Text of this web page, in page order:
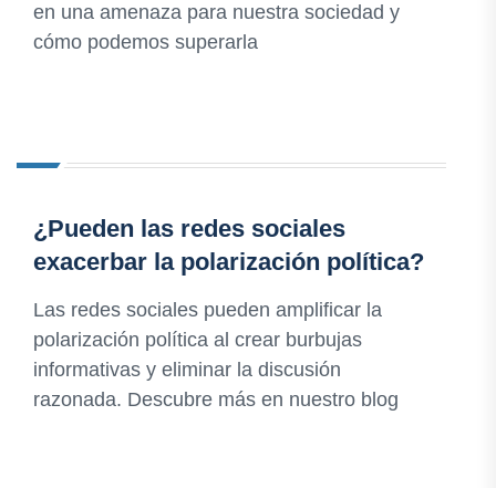
en una amenaza para nuestra sociedad y
cómo podemos superarla
¿Pueden las redes sociales
exacerbar la polarización política?
Las redes sociales pueden amplificar la
polarización política al crear burbujas
informativas y eliminar la discusión
razonada. Descubre más en nuestro blog